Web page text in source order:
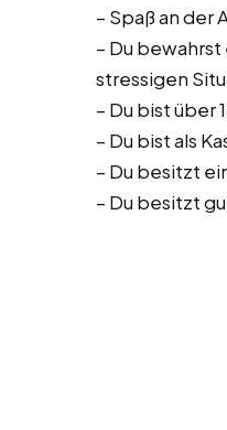
– Spaß an der
– Du
stressigen
– Du bist über
– Du bist als
– Du besitzt
– Du besitzt